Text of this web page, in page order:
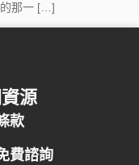
的那一 […]
源
款
費諮詢